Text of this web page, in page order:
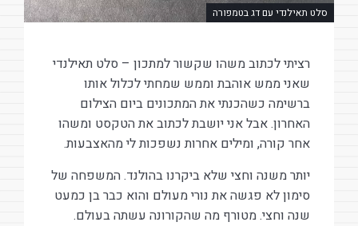
סלט תאילנדי עם דג בטמפורה
רציתי לכתוב משהו שקשור למתכון – סלט תאילנדי
שאני ממש אוהבת וממש שמחתי לכלול אותו
ברשימה כשהכנתי את המתכונים ביום הצילום
האחרון. אבל אני יושבת לכתוב את הטקסט ומשהו
אחר קורה, ומילים אחרות נשפכות לי מהאצבעות.
יותר משנה וחצי שלא ביקרנו בהולנד. המשפחה של
סימון לא פגשה את נורי מעולם והוא כבר בן כמעט
שנה וחצי. מטורף מה שהקורונה עשתה בעולם.